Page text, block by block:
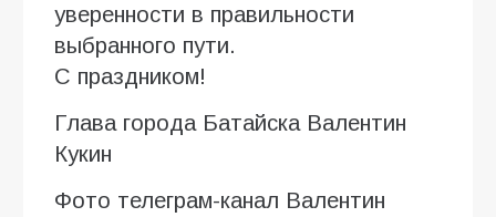
уверенности в правильности
выбранного пути.
С праздником!
Глава города Батайска Валентин
Кукин
Фото телеграм-канал Валентин